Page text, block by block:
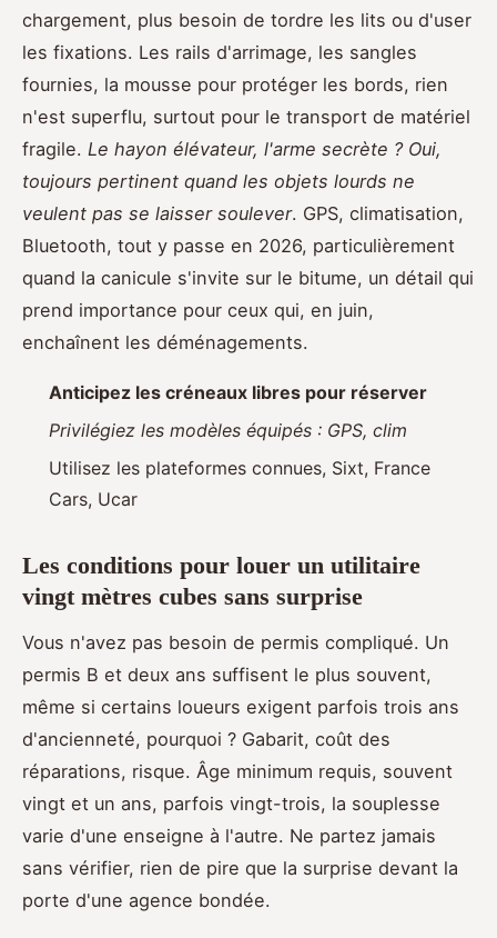
chargement, plus besoin de tordre les lits ou d'user
les fixations. Les rails d'arrimage, les sangles
fournies, la mousse pour protéger les bords, rien
n'est superflu, surtout pour le transport de matériel
fragile. Le hayon élévateur, l'arme secrète ? Oui,
toujours pertinent quand les objets lourds ne
veulent pas se laisser soulever. GPS, climatisation,
Bluetooth, tout y passe en 2026, particulièrement
quand la canicule s'invite sur le bitume, un détail qui
prend importance pour ceux qui, en juin,
enchaînent les déménagements.
Anticipez les créneaux libres pour réserver
Privilégiez les modèles équipés : GPS, clim
Utilisez les plateformes connues, Sixt, France
Cars, Ucar
Les conditions pour louer un utilitaire
vingt mètres cubes sans surprise
Vous n'avez pas besoin de permis compliqué. Un
permis B et deux ans suffisent le plus souvent,
même si certains loueurs exigent parfois trois ans
d'ancienneté, pourquoi ? Gabarit, coût des
réparations, risque. Âge minimum requis, souvent
vingt et un ans, parfois vingt-trois, la souplesse
varie d'une enseigne à l'autre. Ne partez jamais
sans vérifier, rien de pire que la surprise devant la
porte d'une agence bondée.